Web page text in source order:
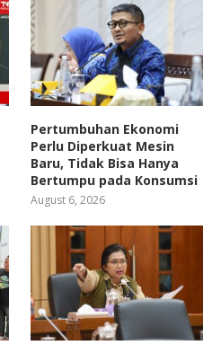
Pertumbuhan Ekonomi
Perlu Diperkuat Mesin
Baru, Tidak Bisa Hanya
Bertumpu pada Konsumsi
August 6, 2026